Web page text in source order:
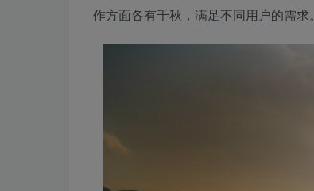
作方面各有千秋，满足不同用户的需求。